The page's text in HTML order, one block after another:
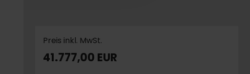
Preis inkl. MwSt.
41.777,00 EUR